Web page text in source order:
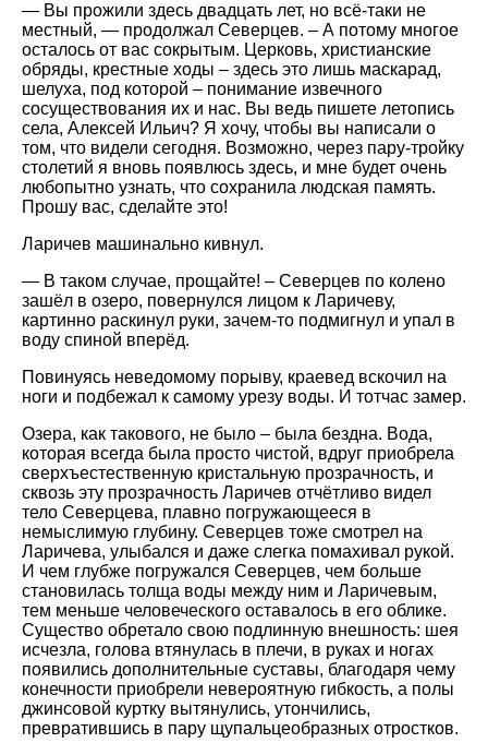
— Вы прожили здесь двадцать лет, но всё-таки не
местный, — продолжал Северцев. – А потому многое
осталось от вас сокрытым. Церковь, христианские
обряды, крестные ходы – здесь это лишь маскарад,
шелуха, под которой – понимание извечного
сосуществования их и нас. Вы ведь пишете летопись
села, Алексей Ильич? Я хочу, чтобы вы написали о
том, что видели сегодня. Возможно, через пару-тройку
столетий я вновь появлюсь здесь, и мне будет очень
любопытно узнать, что сохранила людская память.
Прошу вас, сделайте это!
Ларичев машинально кивнул.
— В таком случае, прощайте! – Северцев по колено
зашёл в озеро, повернулся лицом к Ларичеву,
картинно раскинул руки, зачем-то подмигнул и упал в
воду спиной вперёд.
Повинуясь неведомому порыву, краевед вскочил на
ноги и подбежал к самому урезу воды. И тотчас замер.
Озера, как такового, не было – была бездна. Вода,
которая всегда была просто чистой, вдруг приобрела
сверхъестественную кристальную прозрачность, и
сквозь эту прозрачность Ларичев отчётливо видел
тело Северцева, плавно погружающееся в
немыслимую глубину. Северцев тоже смотрел на
Ларичева, улыбался и даже слегка помахивал рукой.
И чем глубже погружался Северцев, чем больше
становилась толща воды между ним и Ларичевым,
тем меньше человеческого оставалось в его облике.
Существо обретало свою подлинную внешность: шея
исчезла, голова втянулась в плечи, в руках и ногах
появились дополнительные суставы, благодаря чему
конечности приобрели невероятную гибкость, а полы
джинсовой куртку вытянулись, утончились,
превратившись в пару щупальцеобразных отростков.